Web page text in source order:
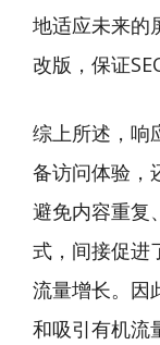
地适应未来的
改版，保证
综上所述，响
备访问体验，
避免内容重复
式，间接促进
流量增长。因
和吸引有机流